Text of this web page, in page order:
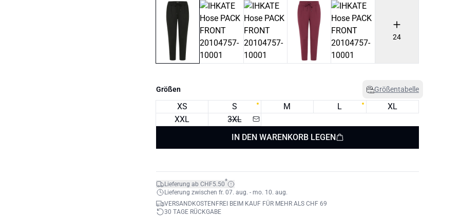
24
Größen Größentabelle
XS S M L
XL
XXL
3XL
IN DEN WARENKORB LEGEN
Lieferung ab CHF5.50*
Lieferung zwischen fr. 07. aug. - mo. 10. aug.
VERSANDKOSTENFREI BEIM KAUF FÜR MEHR ALS CHF 69
30 TAGE RÜCKGABE